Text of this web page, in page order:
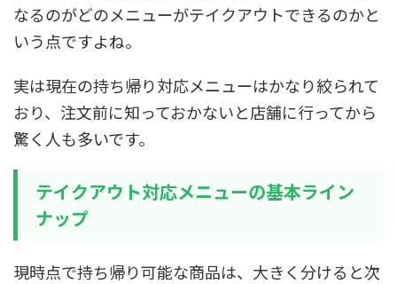
なるのがどのメニューがテイクアウトできるのかと
いう点ですよね。
実は現在の持ち帰り対応メニューはかなり絞られて
おり、注文前に知っておかないと店舗に行ってから
驚く人も多いです。
テイクアウト対応メニューの基本ライン
ナップ
現時点で持ち帰り可能な商品は、大きく分けると次